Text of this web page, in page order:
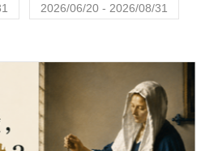
2026/06/20 - 2026/08/31